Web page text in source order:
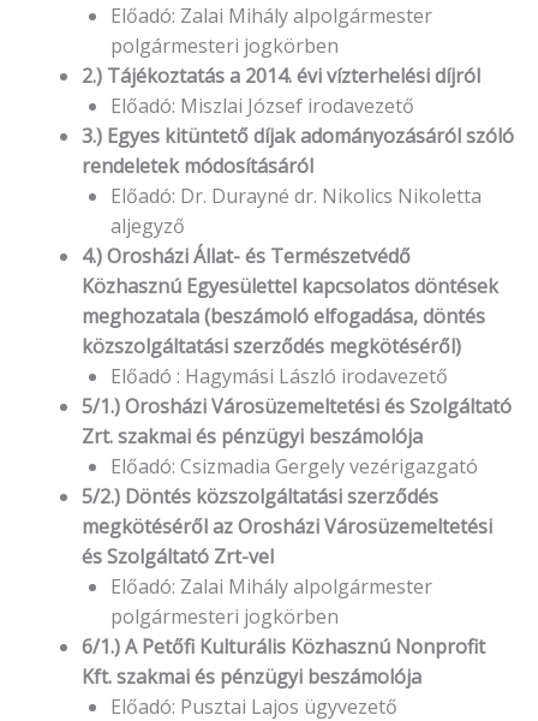
Előadó: Zalai Mihály alpolgármester
polgármesteri jogkörben
2.) Tájékoztatás a 2014. évi vízterhelési díjról
Előadó: Miszlai József irodavezető
3.) Egyes kitüntető díjak adományozásáról szóló
rendeletek módosításáról
Előadó: Dr. Durayné dr. Nikolics Nikoletta
aljegyző
4.) Orosházi Állat- és Természetvédő
Közhasznú Egyesülettel kapcsolatos döntések
meghozatala (beszámoló elfogadása, döntés
közszolgáltatási szerződés megkötéséről)
Előadó : Hagymási László irodavezető
5/1.) Orosházi Városüzemeltetési és Szolgáltató
Zrt. szakmai és pénzügyi beszámolója
Előadó: Csizmadia Gergely vezérigazgató
5/2.) Döntés közszolgáltatási szerződés
megkötéséről az Orosházi Városüzemeltetési
és Szolgáltató Zrt-vel
Előadó: Zalai Mihály alpolgármester
polgármesteri jogkörben
6/1.) A Petőfi Kulturális Közhasznú Nonprofit
Kft. szakmai és pénzügyi beszámolója
Előadó: Pusztai Lajos ügyvezető